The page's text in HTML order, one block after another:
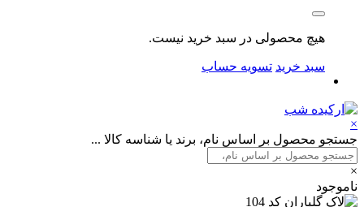
هیچ محصولی در سبد خرید نیست.
سبد خرید تسویه حساب
×
جستجو محصول بر اساس نام، برند یا شناسه کالا ...
×
ناموجود